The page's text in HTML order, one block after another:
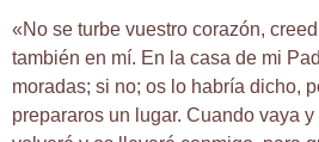
«No se turbe vuestro corazón,
también en mí. En la casa de mi
moradas; si no; os lo habría dicho,
prepararos un lugar. Cuando vaya